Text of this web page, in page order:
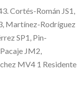
Cortés-Román JS1,
Martínez-Rodríguez
SP1, Pin-
JM2,
MV4 1 Residente